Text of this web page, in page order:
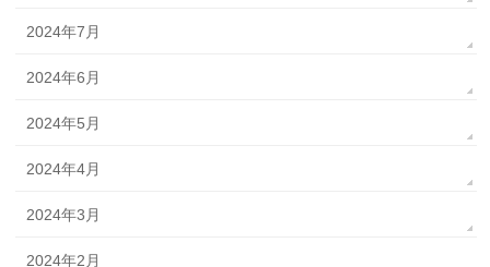
2024年7月
2024年6月
2024年5月
2024年4月
2024年3月
2024年2月